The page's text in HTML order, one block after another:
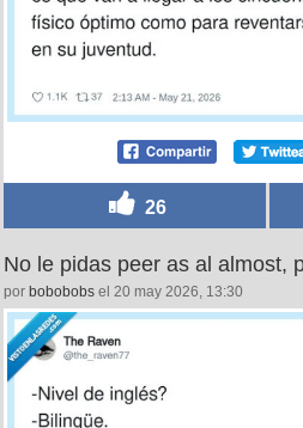
26
No le pidas peer as al almost,
por bobobobs el 20 may 2026, 13:30